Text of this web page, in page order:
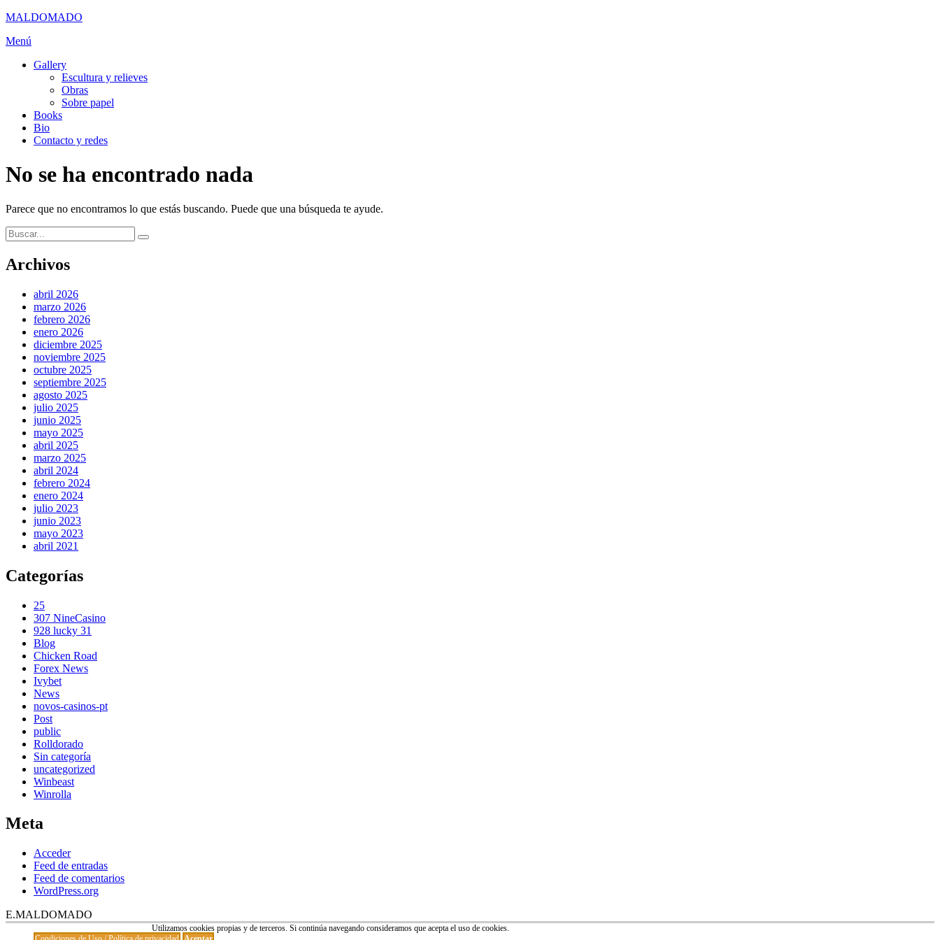
MALDOMADO
Saltar
contenido
Menú
Gallery
Escultura y relieves
Obras
Sobre papel
Books
Bio
Contacto y redes
No se ha encontrado nada
Parece que no encontramos lo que estás buscando. Puede que una búsqueda te ayude.
Buscar:
Buscar
Archivos
abril 2026
marzo 2026
febrero 2026
enero 2026
diciembre 2025
noviembre 2025
octubre 2025
septiembre 2025
agosto 2025
julio 2025
junio 2025
mayo 2025
abril 2025
marzo 2025
abril 2024
febrero 2024
enero 2024
julio 2023
junio 2023
mayo 2023
abril 2021
Categorías
25
307 NineCasino
928 lucky 31
Blog
Chicken Road
Forex News
Ivybet
News
novos-casinos-pt
Post
public
Rolldorado
Sin categoría
uncategorized
Winbeast
Winrolla
Meta
Acceder
Feed de entradas
Feed de comentarios
WordPress.org
E.MALDOMADO
Funciona conWordPress
Utilizamos cookies propias y de terceros. Si continúa navegando consideramos que acepta el uso de cookies.